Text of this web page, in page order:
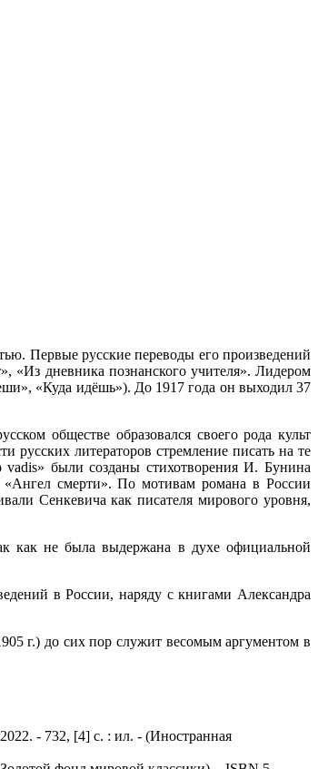
Первые русские переводы его произведений
«Из дневника познанского учителя». Лидером
«Куда идёшь»). До 1917 года он выходил 37
обществе образовался своего рода культ
русских литераторов стремление писать на те
были созданы стихотворения И. Бунина
смерти». По мотивам романа в России
Сенкевича как писателя мирового уровня,
как не была выдержана в духе официальной
в России, наряду с книгами Александра
г.) до сих пор служит весомым аргументом в
- 732, [4] с. : ил. - (Иностранная